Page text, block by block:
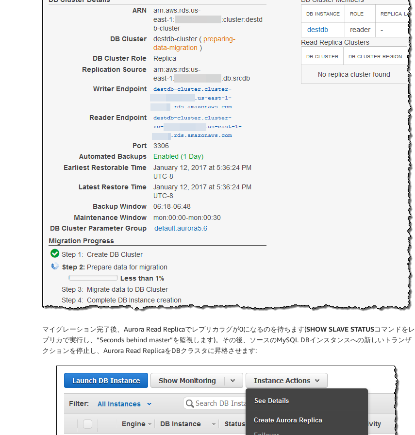
マイグレーション完了後、Aurora Read Replicaでレプリカラグが0になるのを待ちます(SHOW SLAVE STATUSコマンドをレ
プリカで実行し、“Seconds behind master”を監視します)。その後、ソースのMySQL DBインスタンスへの新しいトランザ
クションを停止し、Aurora Read ReplicaをDBクラスタに昇格させます: